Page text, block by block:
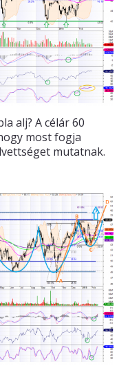
alj? A célár 60
most fogja
mutatnak.